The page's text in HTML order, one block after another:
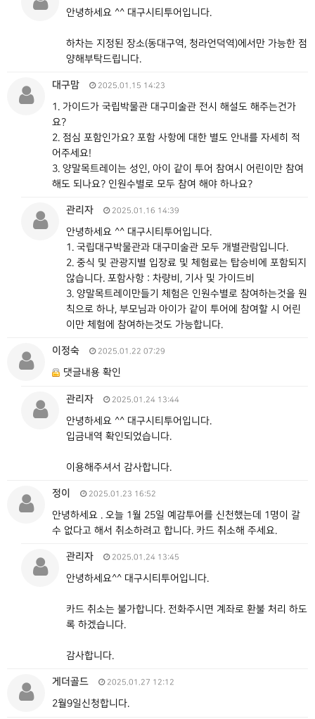
안녕하세요 ^^ 대구시티투어입니다.
하차는 지정된 장소(동대구역, 청라언덕역)에서만 가능한 점
양해부탁드립니다.
대구맘 2025.01.15 14:23
1. 가이드가 국립박물관 대구미술관 전시 해설도 해주는건가
요?
2. 점심 포함인가요? 포함 사항에 대한 별도 안내를 자세히 적
어주세요!
3. 양말목트레이는 성인, 아이 같이 투어 참여시 어린이만 참여
해도 되나요? 인원수별로 모두 참여 해야 하나요?
관리자 2025.01.16 14:39
안녕하세요 ^^ 대구시티투어입니다.
1. 국립대구박물관과 대구미술관 모두 개별관람입니다.
2. 중식 및 관광지별 입장료 및 체험료는 탑승비에 포함되지
않습니다. 포함사항 : 차량비, 기사 및 가이드비
3. 양말목트레이만들기 체험은 인원수별로 참여하는것을 원
칙으로 하나, 부모님과 아이가 같이 투어에 참여할 시 어린
이만 체험에 참여하는것도 가능합니다.
이정숙 2025.01.22 07:29
댓글내용 확인
관리자 2025.01.24 13:44
안녕하세요 ^^ 대구시티투어입니다.
입금내역 확인되었습니다.
이용해주셔서 감사합니다.
정이 2025.01.23 16:52
안녕하세요 . 오늘 1월 25일 예감투어를 신천했는데 1명이 갈
수 없다고 해서 취소하려고 합니다. 카드 취소해 주세요.
관리자 2025.01.24 13:45
안녕하세요^^ 대구시티투어입니다.
카드 취소는 불가합니다. 전화주시면 계좌로 환불 처리 하도
록 하겠습니다.
감사합니다.
게더골드 2025.01.27 12:12
2월9일신청합니다.